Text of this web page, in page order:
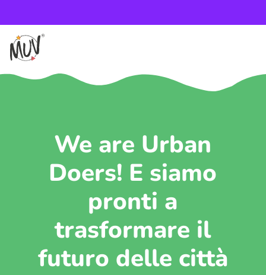
We are Urban
Doers! E siamo
pronti a
trasformare il
futuro delle città